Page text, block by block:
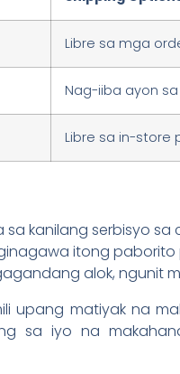
Libre sa mga
Nag-iiba ayon
Libre sa in-store
sa kanilang serbisyo sa
itong
alok, ngunit
upang matiyak na
sa iyo na